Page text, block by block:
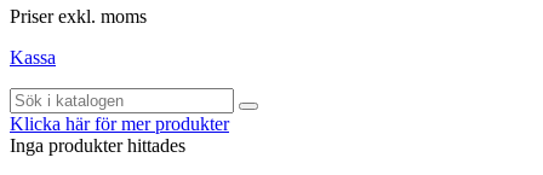
Priser exkl. moms
Kassa
Klicka här för mer produkter
Inga produkter hittades